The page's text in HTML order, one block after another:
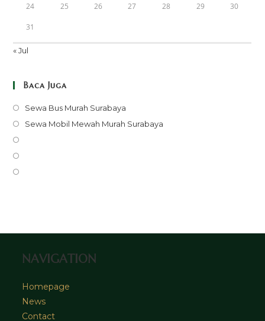
24 25 26 27 28 29 30
31
« Jul
Baca Juga
Sewa Bus Murah Surabaya
in
Sewa Mobil Mewah Murah Surabaya
tab
NAVIGATION
Homepage
News
Contact